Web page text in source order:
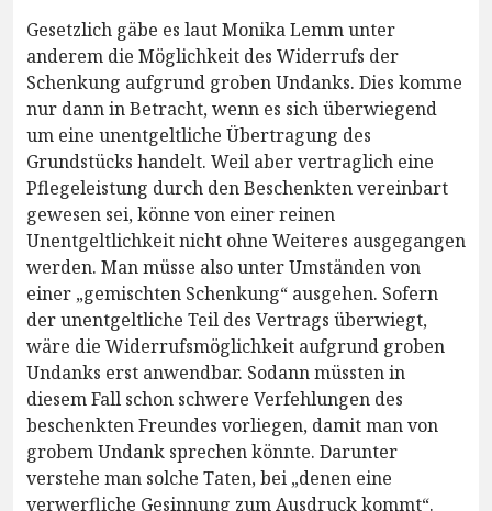
Gesetzlich gäbe es laut Monika Lemm unter
anderem die Möglichkeit des Widerrufs der
Schenkung aufgrund groben Undanks. Dies komme
nur dann in Betracht, wenn es sich überwiegend
um eine unentgeltliche Übertragung des
Grundstücks handelt. Weil aber vertraglich eine
Pflegeleistung durch den Beschenkten vereinbart
gewesen sei, könne von einer reinen
Unentgeltlichkeit nicht ohne Weiteres ausgegangen
werden. Man müsse also unter Umständen von
einer „gemischten Schenkung“ ausgehen. Sofern
der unentgeltliche Teil des Vertrags überwiegt,
wäre die Widerrufsmöglichkeit aufgrund groben
Undanks erst anwendbar. Sodann müssten in
diesem Fall schon schwere Verfehlungen des
beschenkten Freundes vorliegen, damit man von
grobem Undank sprechen könnte. Darunter
verstehe man solche Taten, bei „denen eine
verwerfliche Gesinnung zum Ausdruck kommt“.